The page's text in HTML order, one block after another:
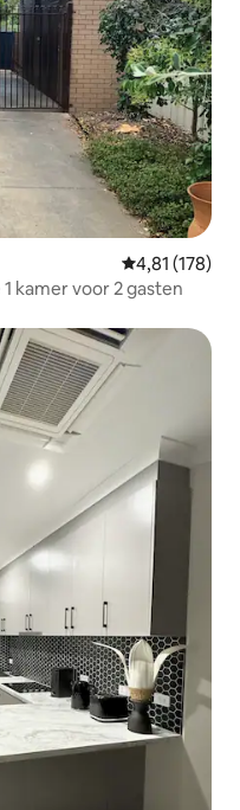
Gemiddelde
4,81 (178)
kamer voor 2 gasten